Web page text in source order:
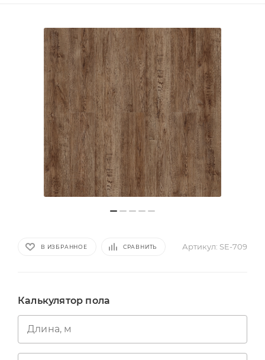
В ИЗБРАННОЕ СРАВНИТЬ Артикул: SE-709
Калькулятор пола
Длина, м